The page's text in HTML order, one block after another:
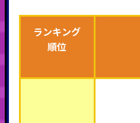
ランキング
順位